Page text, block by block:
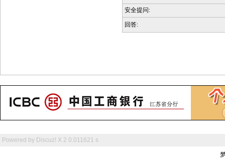
安全提问:
回答:
Powered by Discuz! X 2 0.011621 s